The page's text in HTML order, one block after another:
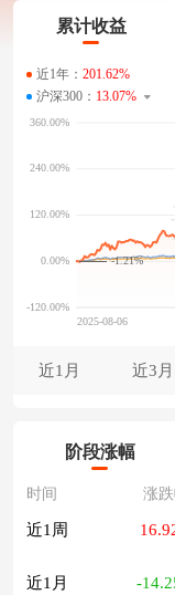
累计收益
近1年： 201.62%
沪深300： 13.07%
-1.21%
近1月 近3月
阶段涨幅
时间 涨
近1周
近1月 -